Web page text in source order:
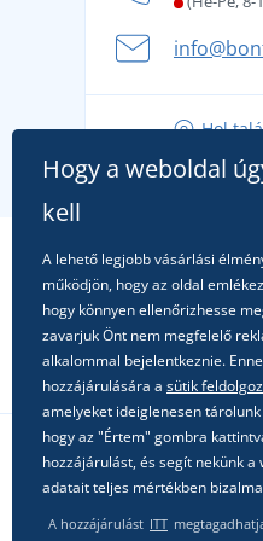
A nyári kaland a
fel a gondtalan nyaralásra
alkalomra!
Hol
Kövessen minket a
Hogy a weboldal
kell
A lehető legjobb vásárlási
működjön, hogy az oldal
hogy könnyen ellenőrizhesse
zavarjuk Önt nem megfelelő
alkalommal bejelentkeznie.
hozzájárulására a sütik
amelyeket ideiglenesen
hogy az "Értem" gombra
hozzájárulást, és segít nekünk
adatait teljes mértékben
A hozzájárulást ITT